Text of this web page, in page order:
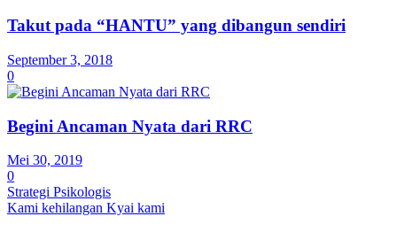
Takut pada “HANTU” yang dibangun sendiri
September 3, 2018
0
Begini Ancaman Nyata dari RRC
Mei 30, 2019
0
Strategi Psikologis
Kami kehilangan Kyai kami